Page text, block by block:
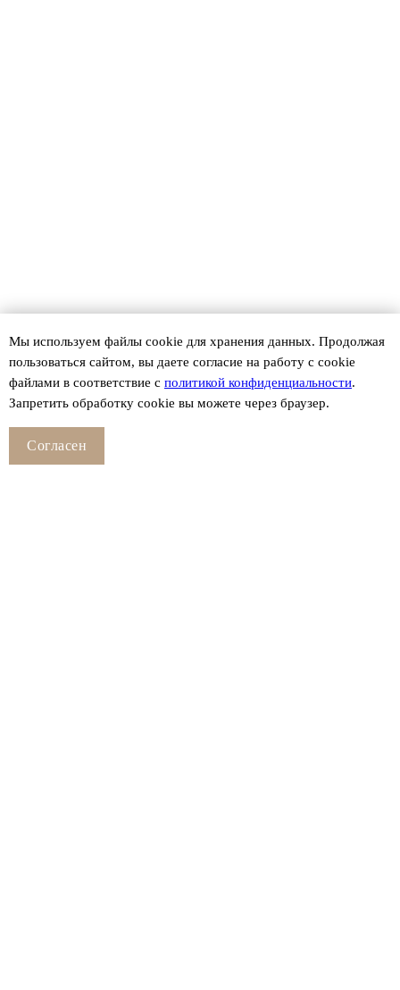
Мы используем файлы сookie для хранения данных. Продолжая
пользоваться сайтом, вы даете согласие на работу с cookie
файлами в соответствие с политикой конфиденциальности.
Запретить обработку cookie вы можете через браузер.
Согласен